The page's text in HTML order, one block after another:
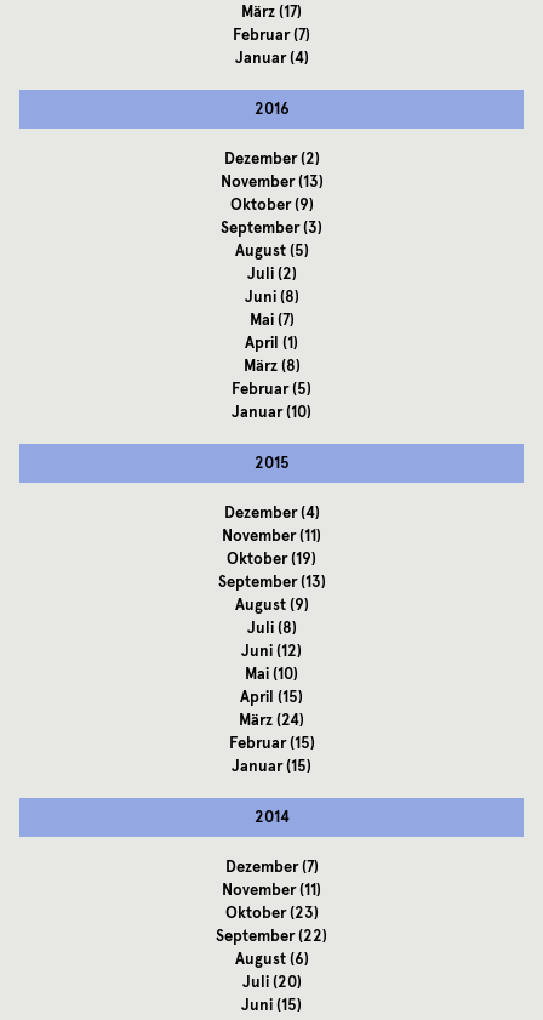
März(17)
Februar(7)
Januar(4)
2016
Dezember(2)
November(13)
Oktober(9)
September(3)
August(5)
Juli(2)
Juni(8)
Mai(7)
April (1)
März(8)
Februar(5)
Januar(10)
2015
Dezember(4)
November(11)
Oktober(19)
September(13)
August(9)
Juli(8)
Juni(12)
Mai(10)
April (15)
März(24)
Februar(15)
Januar(15)
2014
Dezember(7)
November(11)
Oktober(23)
September(22)
August(6)
Juli(20)
Juni(15)